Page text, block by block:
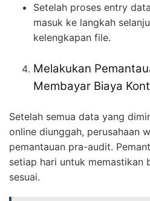
Setelah proses entry
masuk ke langkah
kelengkapan file.
Melakukan
Membayar Biaya
Setelah semua data yang
online diunggah, perusahaan
pemantauan pra-audit.
setiap hari untuk memastikan
sesuai.